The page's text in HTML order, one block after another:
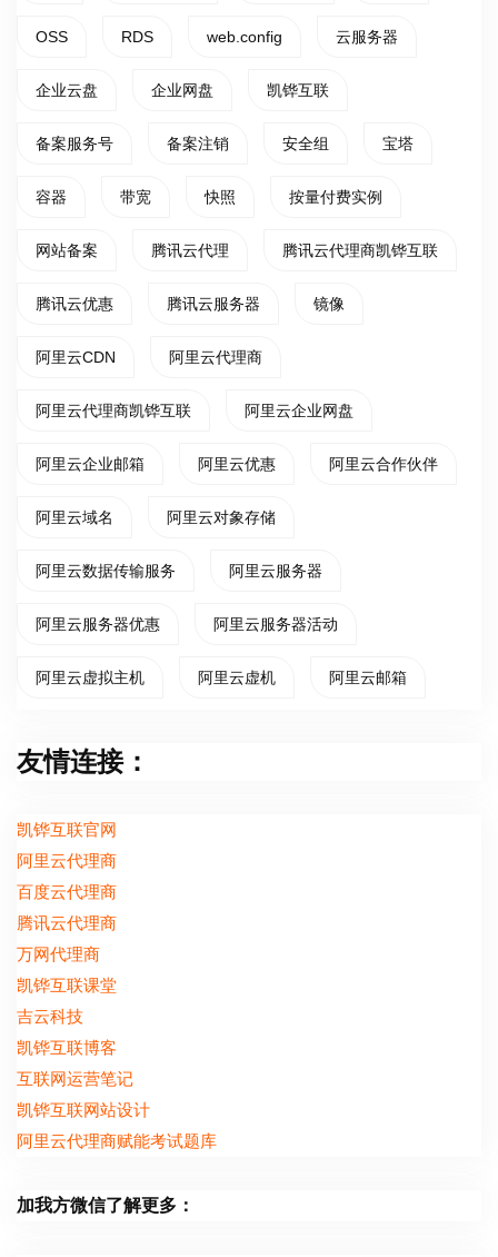
OSS RDS web.config 云服务器
企业云盘 企业网盘 凯铧互联
备案服务号 备案注销 安全组 宝塔
容器 带宽 快照 按量付费实例
网站备案 腾讯云代理 腾讯云代理商凯铧互联
腾讯云优惠 腾讯云服务器 镜像
阿里云CDN 阿里云代理商
阿里云代理商凯铧互联 阿里云企业网盘
阿里云企业邮箱 阿里云优惠 阿里云合作伙伴
阿里云域名 阿里云对象存储
阿里云数据传输服务 阿里云服务器
阿里云服务器优惠 阿里云服务器活动
阿里云虚拟主机 阿里云虚机 阿里云邮箱
友情连接：
凯铧互联官网
阿里云代理商
百度云代理商
腾讯云代理商
万网代理商
凯铧互联课堂
吉云科技
凯铧互联博客
互联网运营笔记
凯铧互联网站设计
阿里云代理商赋能考试题库
加我方微信了解更多：